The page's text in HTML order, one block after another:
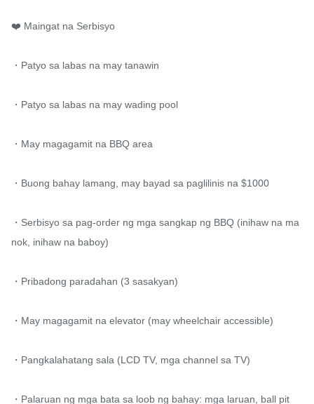
❤️ Maingat na Serbisyo
・Patyo sa labas na may tanawin
・Patyo sa labas na may wading pool
・May magagamit na BBQ area
・Buong bahay lamang, may bayad sa paglilinis na $1000
・Serbisyo sa pag-order ng mga sangkap ng BBQ (inihaw na ma
nok, inihaw na baboy)
・Pribadong paradahan (3 sasakyan)
・May magagamit na elevator (may wheelchair accessible)
・Pangkalahatang sala (LCD TV, mga channel sa TV)
・Palaruan ng mga bata sa loob ng bahay: mga laruan, ball pit